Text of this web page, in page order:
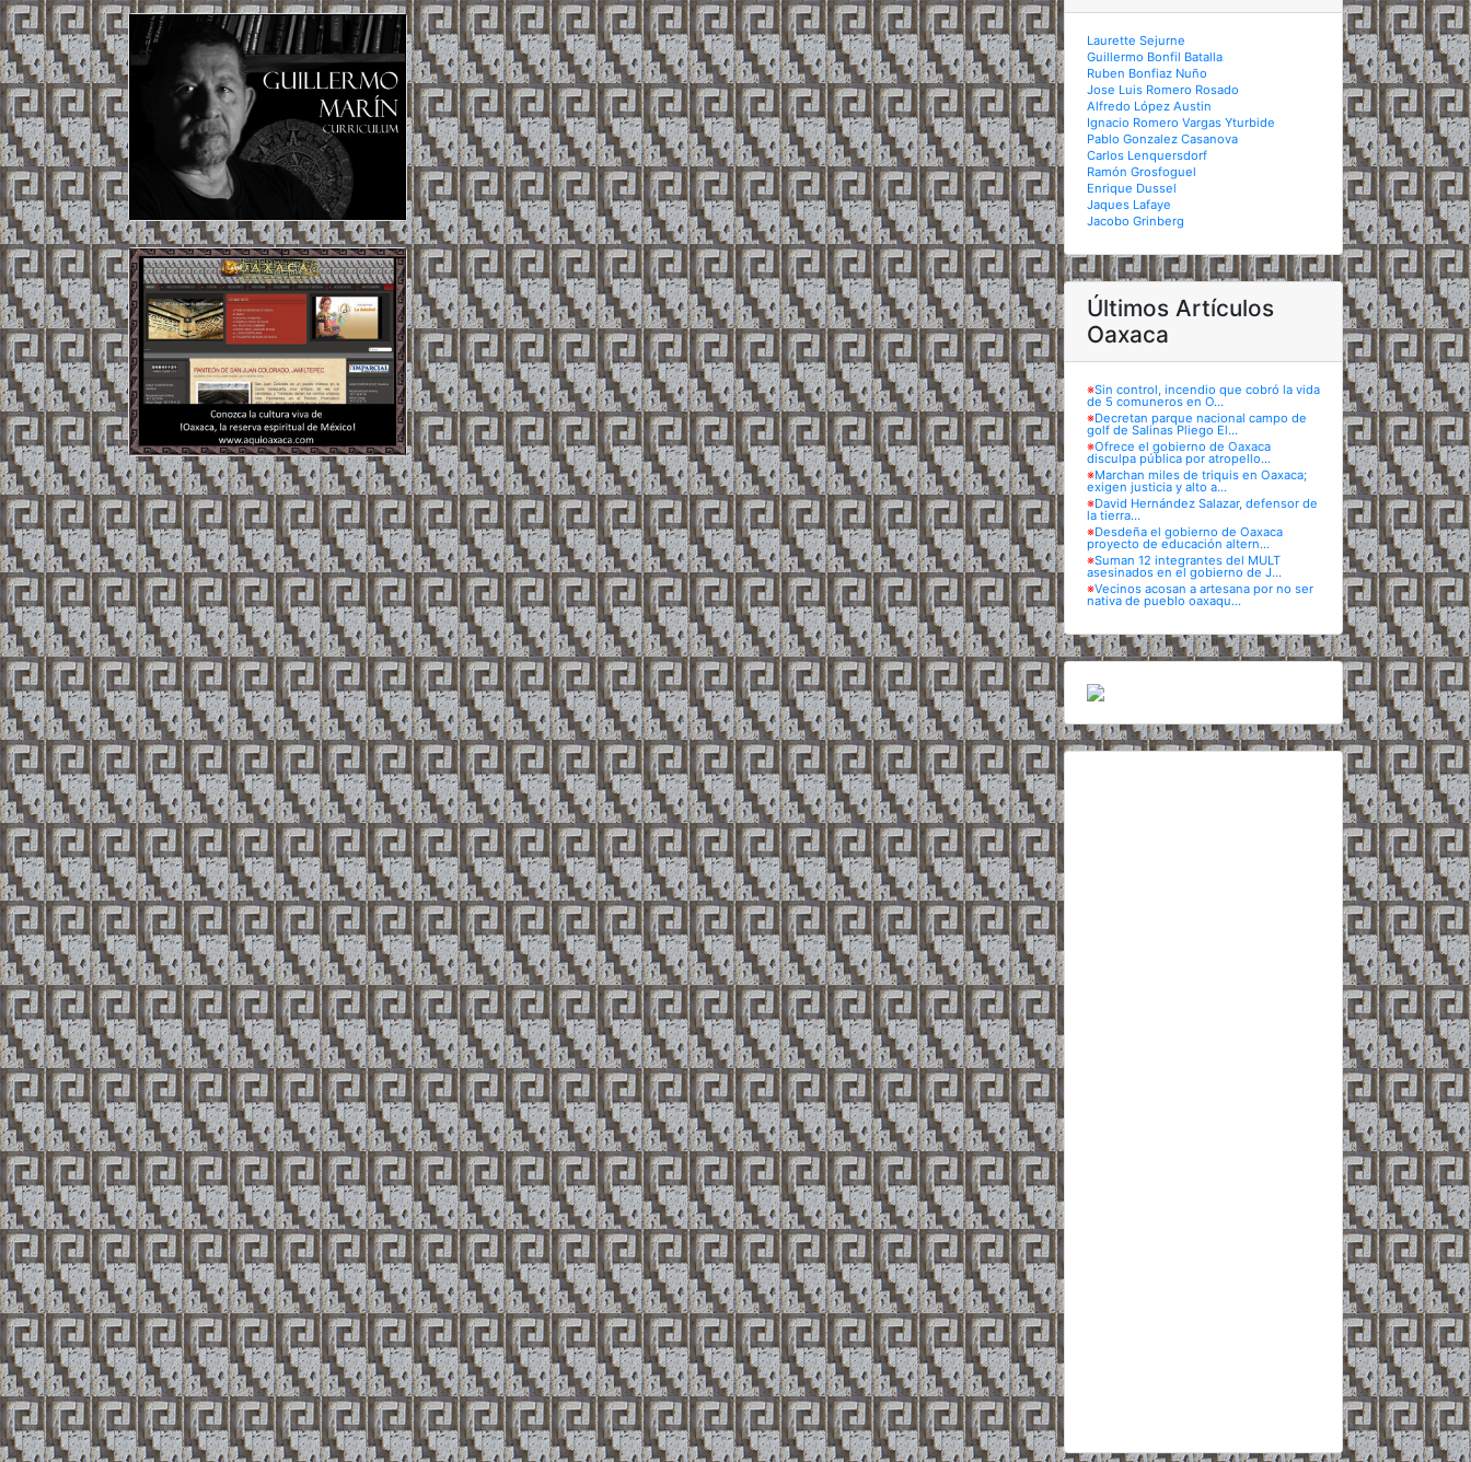
Laurette Sejurne
Guillermo Bonfil Batalla
Ruben Bonfiaz Nuño
Jose Luis Romero Rosado
Alfredo López Austin
Ignacio Romero Vargas Yturbide
Pablo Gonzalez Casanova
Carlos Lenquersdorf
Ramón Grosfoguel
Enrique Dussel
Jaques Lafaye
Jacobo Grinberg
Últimos Artículos
Oaxaca
※Sin control, incendio que cobró la vida
de 5 comuneros en O...
※Decretan parque nacional campo de
golf de Salinas Pliego El...
※Ofrece el gobierno de Oaxaca
disculpa pública por atropello...
※Marchan miles de triquis en Oaxaca;
exigen justicia y alto a...
※David Hernández Salazar, defensor de
la tierra...
※Desdeña el gobierno de Oaxaca
proyecto de educación altern...
※Suman 12 integrantes del MULT
asesinados en el gobierno de J...
※Vecinos acosan a artesana por no ser
nativa de pueblo oaxaqu...